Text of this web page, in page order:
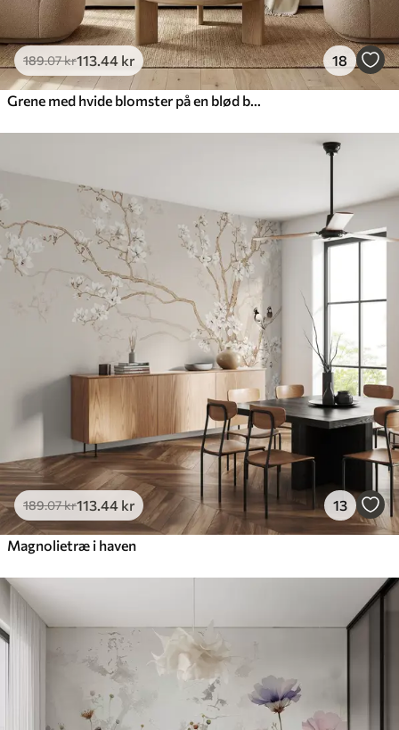
189.07kr113 .44 kr 18
189.07kr113 .44 kr 13
Magnolietræ i haven